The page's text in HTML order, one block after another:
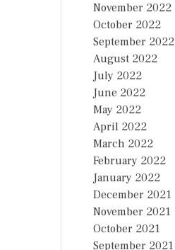
November 2022
October 2022
September 2022
August 2022
July 2022
June 2022
May 2022
April 2022
March 2022
February 2022
January 2022
December 2021
November 2021
October 2021
September 2021